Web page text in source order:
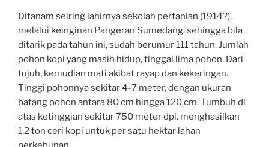
Ditanam seiring lahirnya sekolah pertanian (1914?),
melalui keinginan Pangeran Sumedang. sehingga bila
ditarik pada tahun ini, sudah berumur 111 tahun. Jumlah
pohon kopi yang masih hidup, tinggal lima pohon. Dari
tujuh, kemudian mati akibat rayap dan kekeringan.
Tinggi pohonnya sekitar 4-7 meter, dengan ukuran
batang pohon antara 80 cm hingga 120 cm. Tumbuh di
atas ketinggian sekitar 750 meter dpl. menghasilkan
1,2 ton ceri kopi untuk per satu hektar lahan